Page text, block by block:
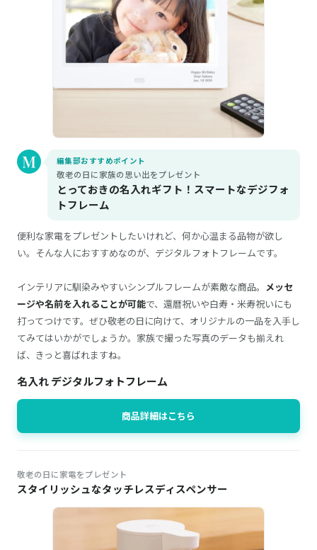
編集部おすすめポイント
敬老の日に家族の思い出をプレゼント
とっておきの名入れギフト！スマートなデジフォ
トフレーム
便利な家電をプレゼントしたいけれど、何か心温まる品物が欲し
い。そんな人におすすめなのが、デジタルフォトフレームです。
インテリアに馴染みやすいシンプルフレームが素敵な商品。 メッセ
ージや名前を入れることが可能で、還暦祝いや白寿・米寿祝いにも
打ってつけです。ぜひ敬老の日に向けて、オリジナルの一品を入手し
てみてはいかがでしょうか。家族で撮った写真のデータも揃えれ
ば、きっと喜ばれますね。
名入れ デジタルフォトフレーム
商品詳細はこちら
敬老の日に家電をプレゼント
スタイリッシュなタッチレスディスペンサー